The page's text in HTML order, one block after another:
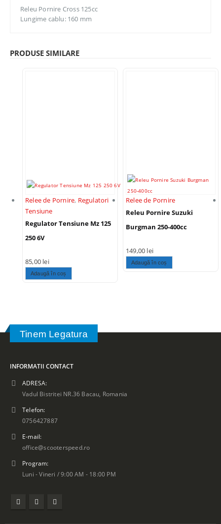
Releu Pornire Cross 125cc
Lungime cablu: 160 mm
PRODUSE SIMILARE
Relee de Pornire, Regulatori
Tensiune
Regulator Tensiune Mz 125
250 6V
85,00 lei
Adaugă în coș
Relee de Pornire
Releu Pornire Suzuki
Burgman 250-400cc
149,00 lei
Adaugă în coș
Tinem Legatura
INFORMATII CONTACT
ADRESA:
Vadul Bistritei NR.36 Bacau, Romania
Telefon:
0756427887
E-mail:
office@scooterspeed.ro
Program:
Luni - Vineri / 9:00 AM - 18:00 PM